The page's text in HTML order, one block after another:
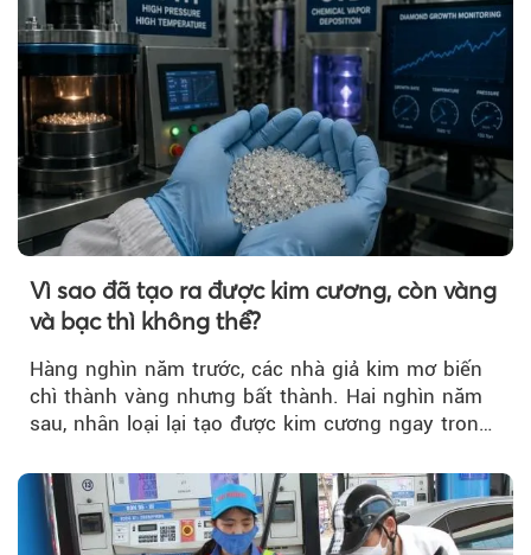
Vì sao đã tạo ra được kim cương, còn vàng
và bạc thì không thể?
Hàng nghìn năm trước, các nhà giả kim mơ biến
chì thành vàng nhưng bất thành. Hai nghìn năm
sau, nhân loại lại tạo được kim cương ngay trong